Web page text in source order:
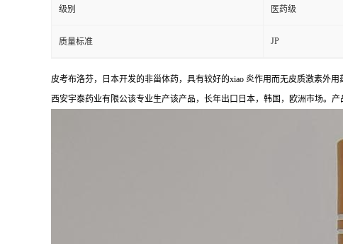
级别 医药级
质量标准 JP
皮考布洛芬，日本开发的非甾体药，具有较好的xiao 炎作用而无皮质激素外
西安宇泰药业有限公该专业生产该产品，长年出口日本，韩国，欧洲市场。